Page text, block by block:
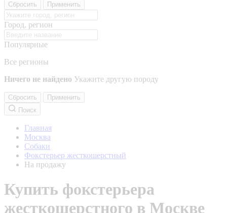
Сбросить Применить
Город, регион
Популярные
Все регионы
Ничего не найдено Укажите другую породу
Сбросить
Применить
Поиск
Главная
Москва
Собаки
Фокстерьер жесткошерстный
На продажу
Купить фокстерьера
жесткошерстного в Москве